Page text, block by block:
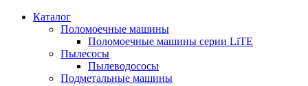
Каталог
Поломоечные машины
Поломоечные машины серии LiTE
Пылесосы
Пылеводососы
Подметальные машины